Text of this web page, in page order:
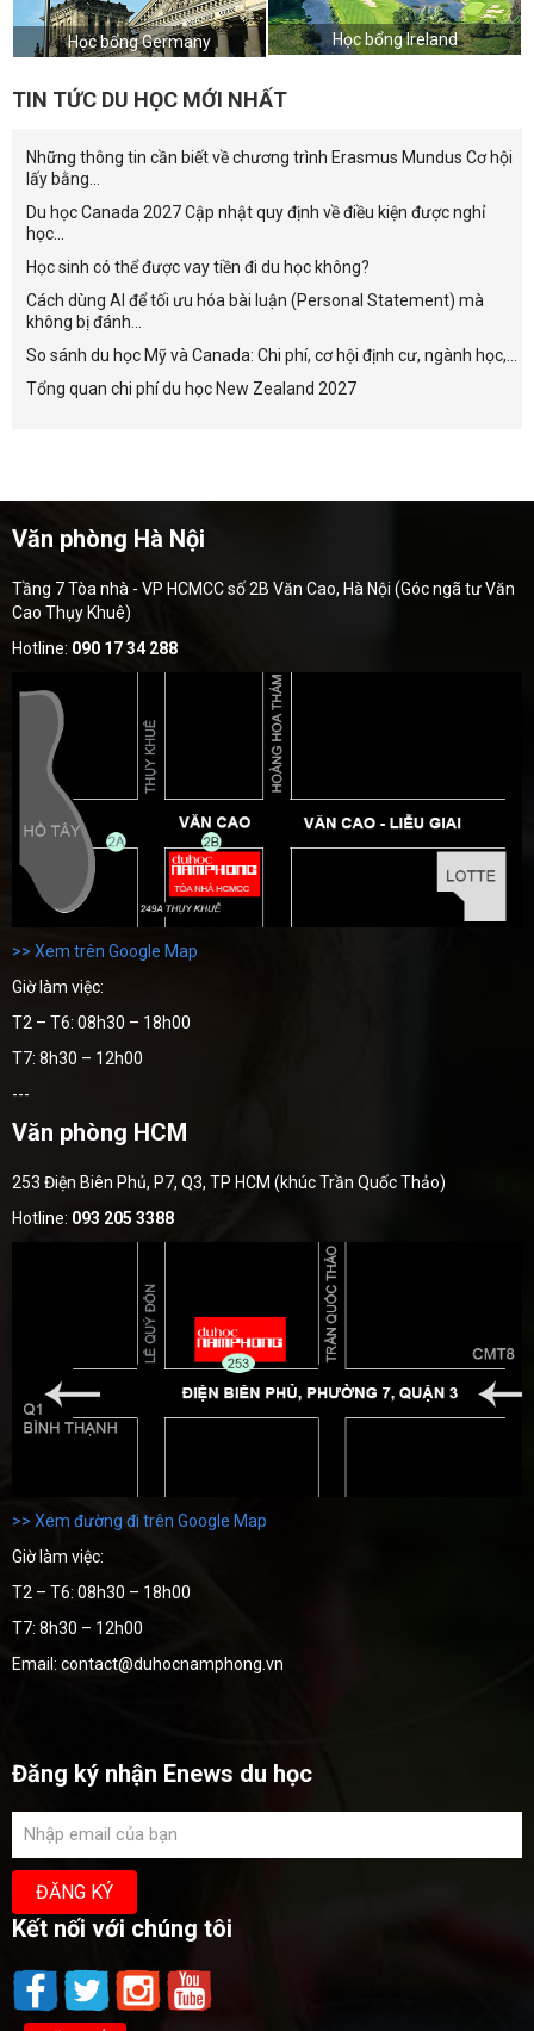
Học bổng Germany Học bổng Ireland
TIN TỨC DU HỌC MỚI NHẤT
Những thông tin cần biết về chương trình Erasmus Mundus Cơ hội
lấy bằng...
Du học Canada 2027 Cập nhật quy định về điều kiện được nghỉ
học...
Học sinh có thể được vay tiền đi du học không?
Cách dùng AI để tối ưu hóa bài luận (Personal Statement) mà
không bị đánh...
So sánh du học Mỹ và Canada: Chi phí, cơ hội định cư, ngành học,...
Tổng quan chi phí du học New Zealand 2027
Văn phòng Hà Nội
Tầng 7 Tòa nhà - VP HCMCC số 2B Văn Cao, Hà Nội (Góc ngã tư Văn
Cao Thụy Khuê)
Hotline: 090 17 34 288
>> Xem trên Google Map
Giờ làm việc:
T2 – T6: 08h30 – 18h00
T7: 8h30 – 12h00
---
Văn phòng HCM
253 Điện Biên Phủ, P7, Q3, TP HCM (khúc Trần Quốc Thảo)
Hotline: 093 205 3388
>> Xem đường đi trên Google Map
Giờ làm việc:
T2 – T6: 08h30 – 18h00
T7: 8h30 – 12h00
Email: contact@duhocnamphong.vn
Đăng ký nhận Enews du học
Kết nối với chúng tôi